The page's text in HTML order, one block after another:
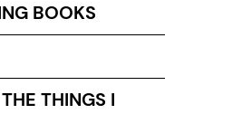
BOOKS
THINGS I